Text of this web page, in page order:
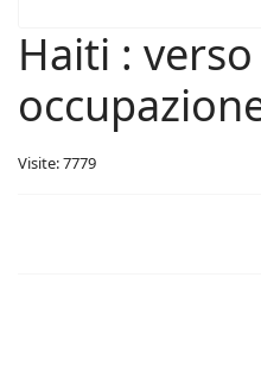
Haiti :
Visite: 7779